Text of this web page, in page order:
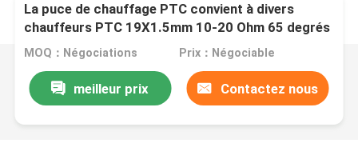
La puce de chauffage PTC convient à divers
chauffeurs PTC 19X1.5mm 10-20 Ohm 65 degrés
feuille de chauffage
MOQ：Négociations Prix：Négociable
meilleur prix Contactez nous